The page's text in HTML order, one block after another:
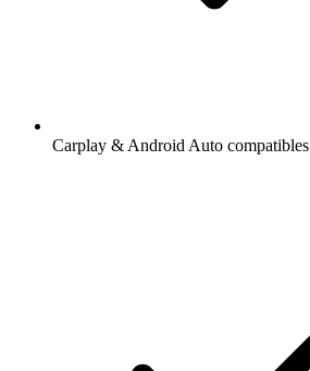
Carplay & Android Auto compatibles